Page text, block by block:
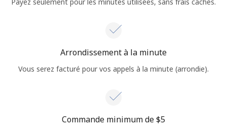
Arrondissement à la minute
Vous serez facturé pour vos appels à la minute (arrondie).
Commande minimum de ⁦$5⁩